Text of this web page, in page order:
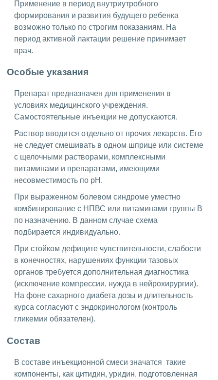
Применение в период внутриутробного
формирования и развития будущего ребенка
возможно только по строгим показаниям. На
период активной лактации решение принимает
врач.
Особые указания
Препарат предназначен для применения в
условиях медицинского учреждения.
Самостоятельные инъекции не допускаются.
Раствор вводится отдельно от прочих лекарств. Его
не следует смешивать в одном шприце или системе
с щелочными растворами, комплексными
витаминами и препаратами, имеющими
несовместимость по pH.
При выраженном болевом синдроме уместно
комбинирование с НПВС или витаминами группы B
по назначению. В данном случае схема
подбирается индивидуально.
При стойком дефиците чувствительности, слабости
в конечностях, нарушениях функции тазовых
органов требуется дополнительная диагностика
(исключение компрессии, нужда в нейрохирургии).
На фоне сахарного диабета дозы и длительность
курса согласуют с эндокринологом (контроль
гликемии обязателен).
Состав
В составе инъекционной смеси значатся такие
компоненты, как цитидин, уридин, подготовленная